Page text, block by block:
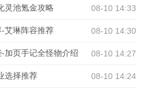
灵池氪金攻略 08-10 14:33
艾琳阵容推荐 08-10 14:30
加页手记全怪物介绍 08-10 14:27
选择推荐 08-10 14:24